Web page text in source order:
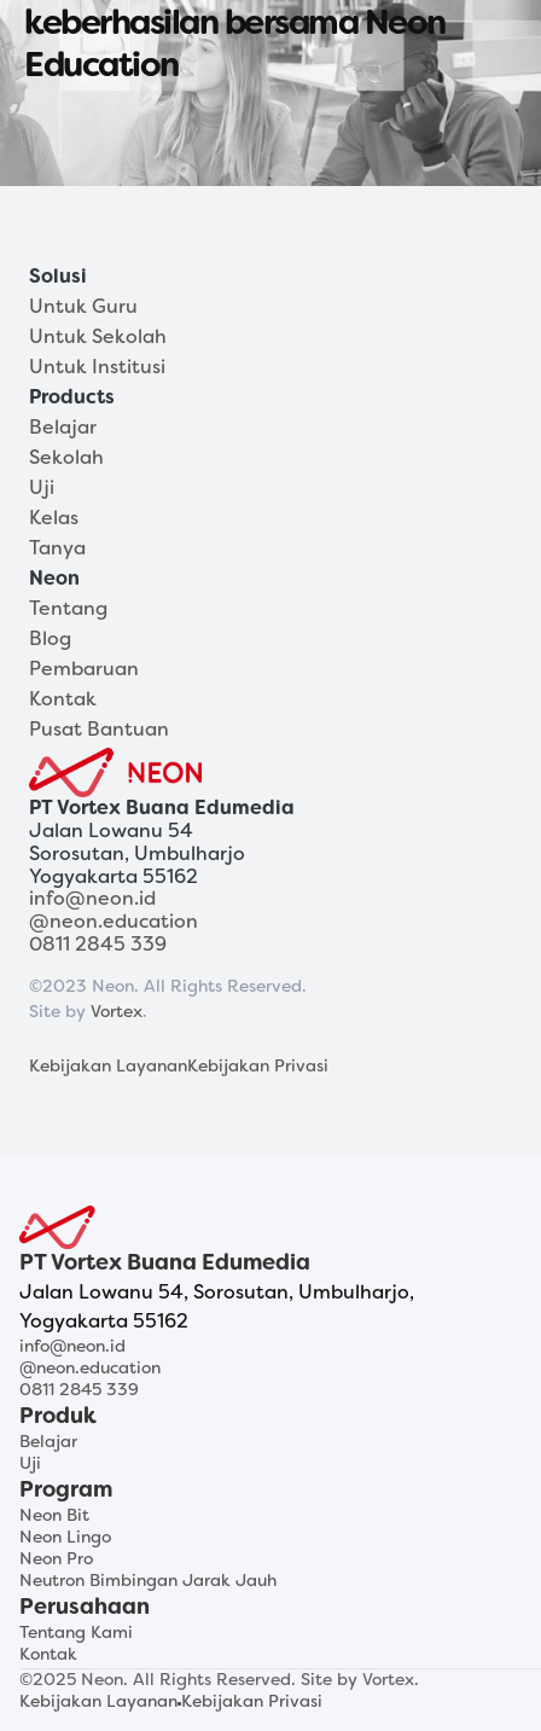
keberhasilan bersama Neon
Education
Solusi
Untuk Guru
Untuk Sekolah
Untuk Institusi
Products
Belajar
Sekolah
Uji
Kelas
Tanya
Neon
Tentang
Blog
Pembaruan
Kontak
Pusat Bantuan
PT Vortex Buana Edumedia
Jalan Lowanu 54
Sorosutan, Umbulharjo
Yogyakarta 55162
info@neon.id
@neon.education
0811 2845 339
©2023 Neon. All Rights Reserved.
Site by Vortex.
Kebijakan LayananKebijakan Privasi
PT Vortex Buana Edumedia
Jalan Lowanu 54, Sorosutan, Umbulharjo,
Yogyakarta 55162
info@neon.id
@neon.education
0811 2845 339
Produk
Belajar
Uji
Program
Neon Bit
Neon Lingo
Neon Pro
Neutron Bimbingan Jarak Jauh
Perusahaan
Tentang Kami
Kontak
©2025 Neon. All Rights Reserved. Site by Vortex.
Kebijakan Layanan Kebijakan Privasi